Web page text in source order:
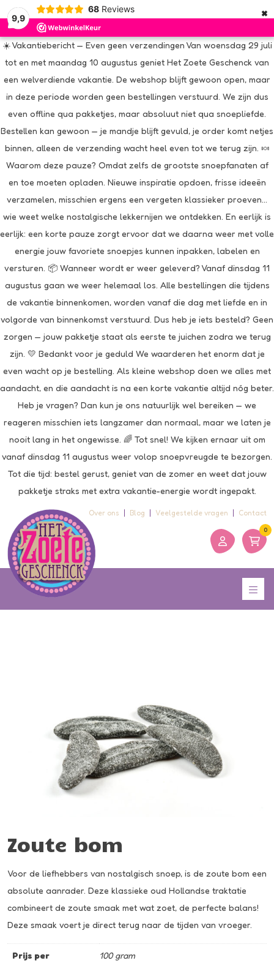
9,9
68 Reviews ×
☀️ Vakantiebericht — Even geen verzendingen Van woensdag 29 juli
tot en met maandag 10 augustus geniet Het Zoete Geschenck van
een welverdiende vakantie. De webshop blijft gewoon open, maar
in deze periode worden geen bestellingen verstuurd. We zijn dus
even offline qua pakketjes, maar absoluut niet qua snoepliefde.
Bestellen kan gewoon — je mandje blijft gevuld, je order komt netjes
binnen, alleen de verzending wacht heel even tot we terug zijn. 🍬
Waarom deze pauze? Omdat zelfs de grootste snoepfanaten af
en toe moeten opladen. Nieuwe inspiratie opdoen, frisse ideeën
verzamelen, misschien ergens een vergeten klassieker proeven…
wie weet welke nostalgische lekkernijen we ontdekken. En eerlijk is
eerlijk: een korte pauze zorgt ervoor dat we daarna weer met volle
energie jouw favoriete snoepjes kunnen inpakken, labelen en
versturen. 📦 Wanneer wordt er weer geleverd? Vanaf dinsdag 11
augustus gaan we weer helemaal los. Alle bestellingen die tijdens
de vakantie binnenkomen, worden vanaf die dag met liefde en in
volgorde van binnenkomst verstuurd. Dus heb je iets besteld? Geen
zorgen — jouw pakketje staat als eerste te juichen zodra we terug
zijn. 💛 Bedankt voor je geduld We waarderen het enorm dat je
even wacht op je bestelling. Als kleine webshop doen we alles met
aandacht, en die aandacht is na een korte vakantie altijd nóg beter.
Heb je vragen? Dan kun je ons natuurlijk wel bereiken — we
reageren misschien iets langzamer dan normaal, maar we laten je
nooit lang in het ongewisse. 🌈 Tot snel! We kijken ernaar uit om
vanaf dinsdag 11 augustus weer volop snoepvreugde te bezorgen.
Tot die tijd: bestel gerust, geniet van de zomer en weet dat jouw
pakketje straks met extra vakantie-energie wordt ingepakt.
Over ons Blog Veelgestelde vragen Contact
0
Voor de liefhebbers van nostalgisch snoep, is de zoute bom een
absolute aanrader. Deze klassieke oud Hollandse traktatie
combineert de zoute smaak met wat zoet, de perfecte balans!
Deze smaak voert je direct terug naar de tijden van vroeger.
Prijs per 100 gram
Zoute bom